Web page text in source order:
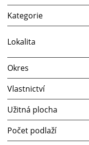
Kategorie
Lokalita
Okres
Vlastnictví
Užitná plocha
Počet podlaží